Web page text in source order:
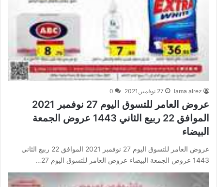
lama alrez 27 نوفمبر,2021 0
عروض العامر للتسوق اليوم 27 نوفمبر 2021
الموافق 22 ربيع الثاني 1443 عروض الجمعة
البيضاء
عروض العامر للتسوق اليوم 27 نوفمبر 2021 الموافق 22 ربيع الثاني
1443 عروض الجمعة البيضاء عروض العامر للتسوق اليوم 27…